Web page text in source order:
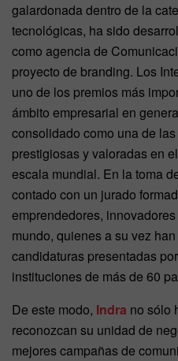
galardonada dentro de la
tecnológicas, ha sido
como agencia de
proyecto de branding. Los
uno de los premios más
ámbito empresarial en
consolidado como una de
prestigiosas y valoradas en
escala mundial. En la toma
contado con un jurado
emprendedores,
mundo, quienes a su vez
candidaturas presentadas
instituciones de más de 60
De este modo, Indra no sólo
reconozcan su unidad de
mejores campañas de